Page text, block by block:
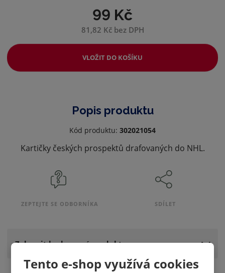
Tento e-shop využívá cookies
99 Kč
81,82 Kč bez DPH
VLOŽIT DO KOŠÍKU
Popis produktu
Kód produktu: 302021054
Kartičky českých prospektů drafovaných do NHL.
ZEPTEJTE SE ODBORNÍKA SDÍLET
Zobrazit hodnocení produktu